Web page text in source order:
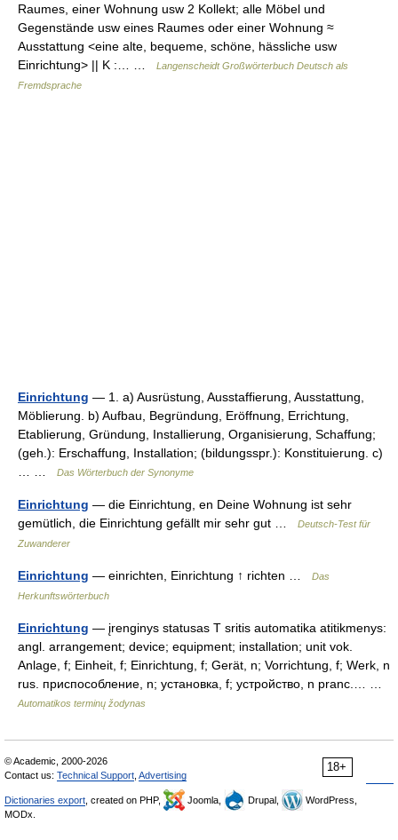
Raumes, einer Wohnung usw 2 Kollekt; alle Möbel und
Gegenstände usw eines Raumes oder einer Wohnung ≈
Ausstattung <eine alte, bequeme, schöne, hässliche usw
Einrichtung> || K :… …
Langenscheidt Großwörterbuch Deutsch als
Fremdsprache
Einrichtung — 1. a) Ausrüstung, Ausstaffierung, Ausstattung,
Möblierung. b) Aufbau, Begründung, Eröffnung, Errichtung,
Etablierung, Gründung, Installierung, Organisierung, Schaffung;
(geh.): Erschaffung, Installation; (bildungsspr.): Konstituierung. c)
Das Wörterbuch der Synonyme
Einrichtung — die Einrichtung, en Deine Wohnung ist sehr
gemütlich, die Einrichtung gefällt mir sehr gut …
Deutsch-Test für
Zuwanderer
Einrichtung — einrichten, Einrichtung ↑ richten …
Das
Herkunftswörterbuch
Einrichtung — įrenginys statusas T sritis automatika atitikmenys:
angl. arrangement; device; equipment; installation; unit vok.
Anlage, f; Einheit, f; Einrichtung, f; Gerät, n; Vorrichtung, f; Werk, n
rus. приспособление, n; установка, f; устройство, n pranc.… …
Automatikos terminų žodynas
18+
© Academic, 2000-2026
Contact us: Technical Support Advertising
Dictionaries export , created on PHP, Joomla, Drupal,
WordPress,
MODx.